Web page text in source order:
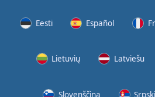
Eesti Español
Lietuvių Latviešu
Slovenščina Srpski